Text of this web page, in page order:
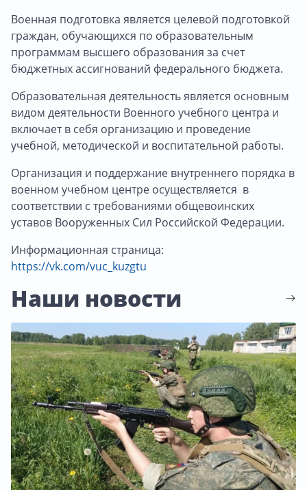
Военная подготовка является целевой подготовкой
граждан, обучающихся по образовательным
программам высшего образования за счет
бюджетных ассигнований федерального бюджета.
Образовательная деятельность является основным
видом деятельности Военного учебного центра и
включает в себя организацию и проведение
учебной, методической и воспитательной работы.
Организация и поддержание внутреннего порядка в
военном учебном центре осуществляется в
соответствии с требованиями общевоинских
уставов Вооруженных Сил Российской Федерации.
Информационная страница:
https://vk.com/vuc_kuzgtu
Наши новости